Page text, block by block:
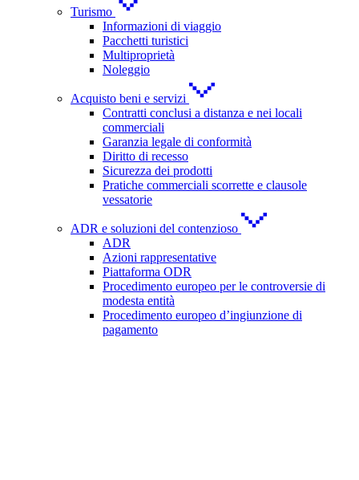
Turismo
Informazioni di viaggio
Pacchetti turistici
Multiproprietà
Noleggio
Acquisto beni e servizi
Contratti conclusi a distanza e nei locali
commerciali
Garanzia legale di conformità
Diritto di recesso
Sicurezza dei prodotti
Pratiche commerciali scorrette e clausole
vessatorie
ADR e soluzioni del contenzioso
ADR
Azioni rappresentative
Piattaforma ODR
Procedimento europeo per le controversie di
modesta entità
Procedimento europeo d’ingiunzione di
pagamento